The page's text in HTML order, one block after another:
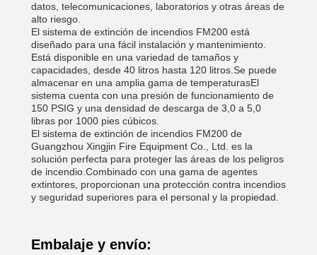
datos, telecomunicaciones, laboratorios y otras áreas de
alto riesgo.
El sistema de extinción de incendios FM200 está
diseñado para una fácil instalación y mantenimiento.
Está disponible en una variedad de tamaños y
capacidades, desde 40 litros hasta 120 litros.Se puede
almacenar en una amplia gama de temperaturasEl
sistema cuenta con una presión de funcionamiento de
150 PSIG y una densidad de descarga de 3,0 a 5,0
libras por 1000 pies cúbicos.
El sistema de extinción de incendios FM200 de
Guangzhou Xingjin Fire Equipment Co., Ltd. es la
solución perfecta para proteger las áreas de los peligros
de incendio.Combinado con una gama de agentes
extintores, proporcionan una protección contra incendios
y seguridad superiores para el personal y la propiedad.
Embalaje y envío: